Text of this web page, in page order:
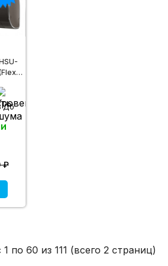
Дб
₽
по 60 из 111 (всего 2 страниц)